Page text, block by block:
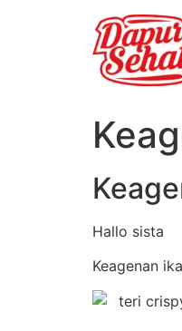
Hallo sista
Keagenan